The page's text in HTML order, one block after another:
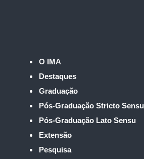
O IMA
Destaques
Graduação
Pós-Graduação Stricto Sensu
Pós-Graduação Lato Sensu
Extensão
Pesquisa